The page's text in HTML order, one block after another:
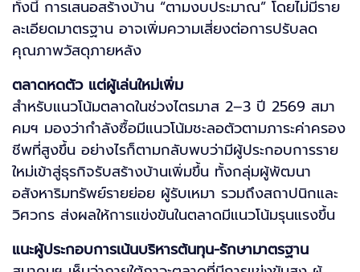
ทั้งนี้ การเสนอสร้างบ้าน “ตามงบประมาณ” โดยไม่มีราย
ละเอียดมาตรฐาน อาจเพิ่มความเสี่ยงต่อการปรับลด
คุณภาพวัสดุภายหลัง
ตลาดหดตัว แต่ผู้เล่นใหม่เพิ่ม
สำหรับแนวโน้มตลาดในช่วงไตรมาส 2–3 ปี 2569 สมา
คมฯ มองว่ากำลังซื้อมีแนวโน้มชะลอตัวตามภาระค่าครอง
ชีพที่สูงขึ้น อย่างไรก็ตามกลับพบว่ามีผู้ประกอบการราย
ใหม่เข้าสู่ธุรกิจรับสร้างบ้านเพิ่มขึ้น ทั้งกลุ่มผู้พัฒนา
อสังหาริมทรัพย์รายย่อย ผู้รับเหมา รวมถึงสถาปนิกและ
วิศวกร ส่งผลให้การแข่งขันในตลาดมีแนวโน้มรุนแรงขึ้น
แนะผู้ประกอบการเน้นบริหารต้นทุน-รักษามาตรฐาน